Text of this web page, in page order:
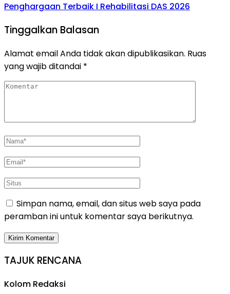
Penghargaan Terbaik I Rehabilitasi DAS 2026
Tinggalkan Balasan
Alamat email Anda tidak akan dipublikasikan. Ruas
yang wajib ditandai *
Simpan nama, email, dan situs web saya pada
peramban ini untuk komentar saya berikutnya.
TAJUK RENCANA
Kolom Redaksi